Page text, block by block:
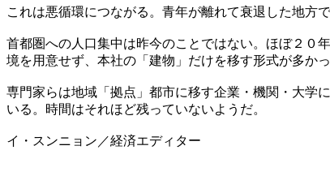
これは悪循環につながる。青年が離れて衰退した地方
首都圏への人口集中は昨今のことではない。ほぼ２０
境を用意せず、本社の「建物」だけを移す形式が多か
専門家らは地域「拠点」都市に移す企業・機関・大学
いる。時間はそれほど残っていないようだ。
イ・スンニョン／経済エディター